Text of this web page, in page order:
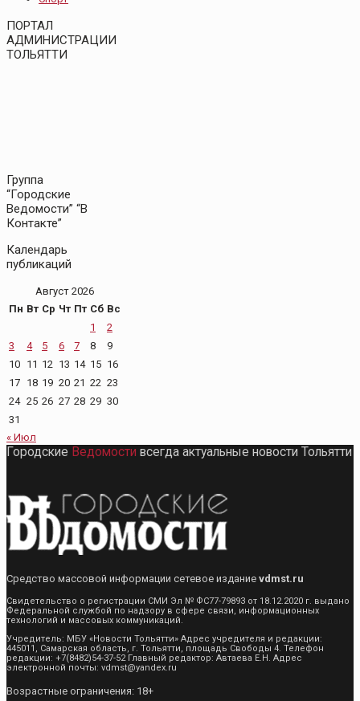
ПОРТАЛ
АДМИНИСТРАЦИИ
ТОЛЬЯТТИ
Группа
“Городские
Ведомости” “В
Контакте”
Календарь
публикаций
Август 2026
Пн Вт Ср Чт Пт Сб Вс
1
2
3
4 5 6 7 8
9
10 11 12 13 14 15 16
17 18 19 20 21 22 23
24 25 26 27 28 29 30
31
« Июл
Городские Ведомости всегда актуальные новости Тольятти
Средство массовой информации сетевое издание vdmst.ru
Свидетельство о регистрации СМИ Эл № ФС77-79893 от 18.12.2020 г. выдано
Федеральной службой по надзору в сфере связи, информационных
технологий и массовых коммуникаций.
Учредитель: МБУ «Новости Тольятти» Адрес учредителя и редакции:
445011, Самарская область, г. Тольятти, площадь Свободы 4. Телефон
редакции: +7(8482)54-37-52 Главный редактор: Автаева Е.Н. Адрес
электронной почты: vdmst@yandex.ru
Возрастные ограничения: 18+